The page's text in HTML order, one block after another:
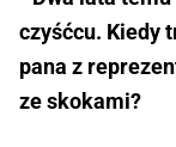
czyśćcu. Kiedy
pana z
ze skokami?